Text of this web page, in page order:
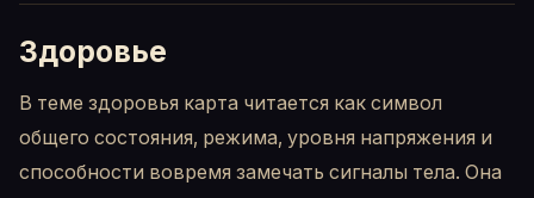
Здоровье
В теме здоровья карта читается как символ
общего состояния, режима, уровня напряжения и
способности вовремя замечать сигналы тела. Она